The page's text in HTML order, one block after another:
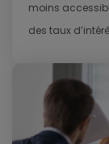
moins
des taux